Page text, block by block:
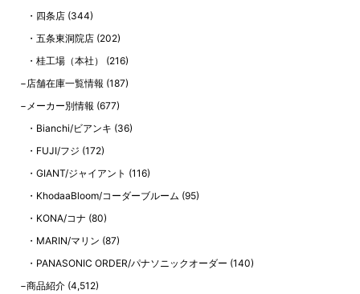
四条店 (344)
五条東洞院店 (202)
桂工場（本社）
(216)
店舗在庫一覧情報 (187)
メーカー別情報 (677)
Bianchi/ビアンキ (36)
FUJI/フジ (172)
GIANT/ジャイアント (116)
KhodaaBloom/コーダーブルーム (95)
KONA/コナ (80)
MARIN/マリン (87)
PANASONIC ORDER/パナソニックオーダー (140)
商品紹介 (4,512)